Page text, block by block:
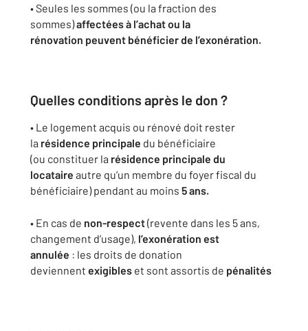
• Seules les sommes (ou la fraction des
sommes)affectées à l’achat ou la
rénovation peuvent bénéficier de l’exonération.
Quelles conditions après le don ?
• Le logement acquis ou rénové doit rester
la résidence principale du bénéficiaire
(ou constituer la résidence principale du
locataire autre qu’un membre du foyer fiscal du
bénéficiaire) pendant au moins 5 ans.
• En cas de non-respect(revente dans les 5 ans,
changement d’usage), l’exonération est
annulée : les droits de donation
deviennent exigibles et sont assortis de pénalités